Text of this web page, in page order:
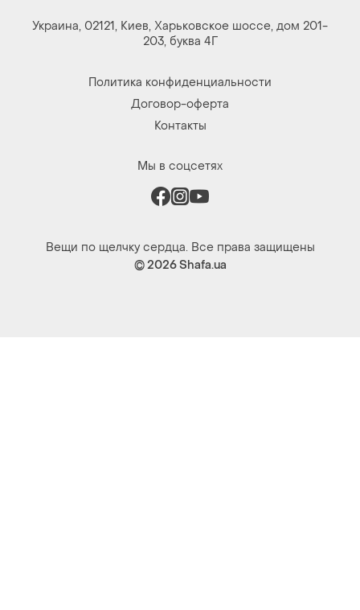
Украина, 02121, Киев, Харьковское шоссе, дом 201-
203, буква 4Г
Политика конфиденциальности
Договор-оферта
Контакты
Мы в соцсетях
Вещи по щелчку сердца. Все права защищены
© 2026Shafa.ua